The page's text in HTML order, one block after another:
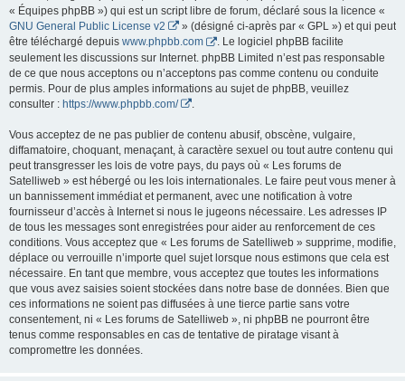
« Équipes phpBB ») qui est un script libre de forum, déclaré sous la licence «
GNU General Public License v2
» (désigné ci-après par « GPL ») et qui peut
être téléchargé depuis www.phpbb.com
. Le logiciel phpBB facilite
seulement les discussions sur Internet. phpBB Limited n’est pas responsable
de ce que nous acceptons ou n’acceptons pas comme contenu ou conduite
permis. Pour de plus amples informations au sujet de phpBB, veuillez
consulter : https://www.phpbb.com/
Vous acceptez de ne pas publier de contenu abusif, obscène, vulgaire,
diffamatoire, choquant, menaçant, à caractère sexuel ou tout autre contenu qui
peut transgresser les lois de votre pays, du pays où « Les forums de
Satelliweb » est hébergé ou les lois internationales. Le faire peut vous mener à
un bannissement immédiat et permanent, avec une notification à votre
fournisseur d’accès à Internet si nous le jugeons nécessaire. Les adresses IP
de tous les messages sont enregistrées pour aider au renforcement de ces
conditions. Vous acceptez que « Les forums de Satelliweb » supprime, modifie,
déplace ou verrouille n’importe quel sujet lorsque nous estimons que cela est
nécessaire. En tant que membre, vous acceptez que toutes les informations
que vous avez saisies soient stockées dans notre base de données. Bien que
ces informations ne soient pas diffusées à une tierce partie sans votre
consentement, ni « Les forums de Satelliweb », ni phpBB ne pourront être
tenus comme responsables en cas de tentative de piratage visant à
compromettre les données.